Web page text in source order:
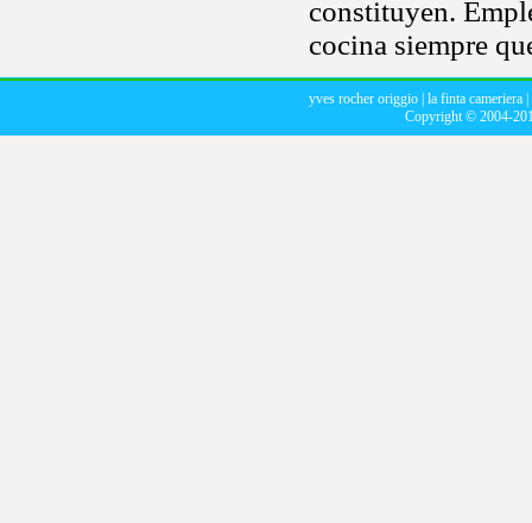
constituyen.
cocina siempre
yves rocher origgio la finta cameriera
Copyright © 2004-